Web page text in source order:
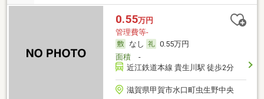
0.55万円
管理費等-
なし
0.55万円
面積-
近江鉄道本線 貴生川駅 徒歩2分
滋賀県甲賀市水口町虫生野中央